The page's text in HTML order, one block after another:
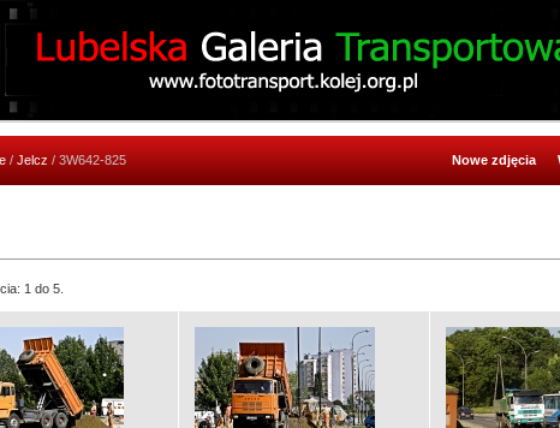
/ Jelcz / 3W642-825 Nowe zdjęcia
1 do 5.